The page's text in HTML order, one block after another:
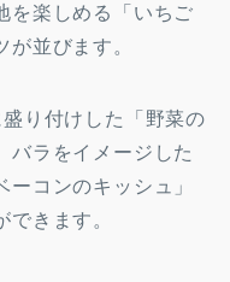
を楽しめる「いちご
並びます。
り付けした「野菜の
バラをイメージした
ーコンのキッシュ」
きます。